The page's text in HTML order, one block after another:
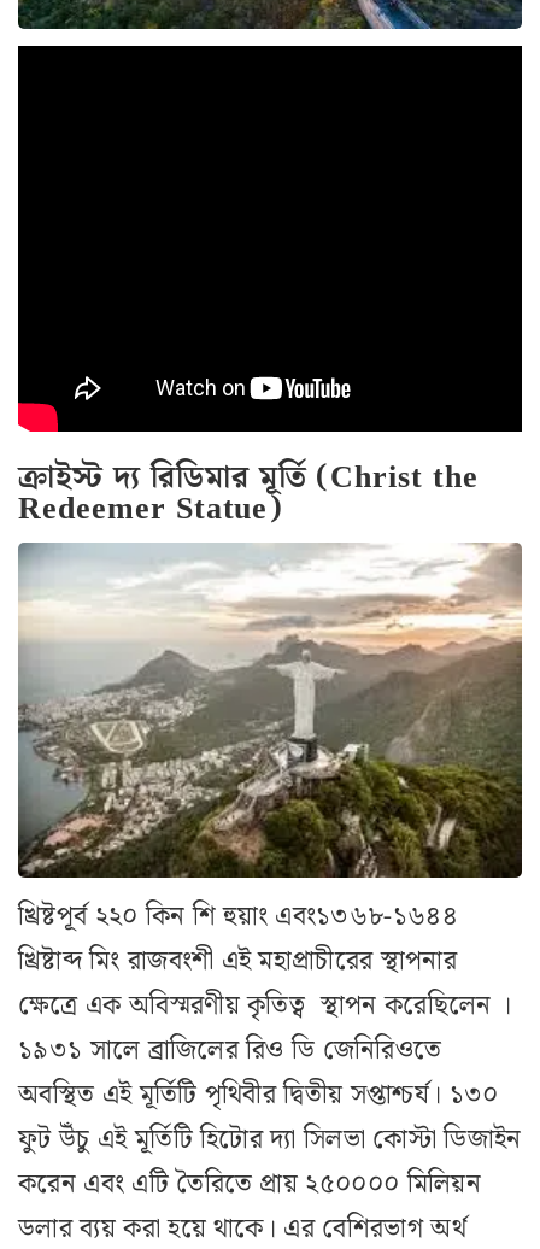
ক্রাইস্ট দ্য রিডিমার মূর্তি (Christ the
Redeemer Statue)
খ্রিষ্টপূর্ব ২২০ কিন শি হুয়াং এবং১৩৬৮-১৬৪৪
খ্রিষ্টাব্দ মিং রাজবংশী এই মহাপ্রাচীরের স্থাপনার
ক্ষেত্রে এক অবিস্মরণীয় কৃতিত্ব স্থাপন করেছিলেন ।
১৯৩১ সালে ব্রাজিলের রিও ডি জেনিরিওতে
অবস্থিত এই মূর্তিটি পৃথিবীর দ্বিতীয় সপ্তাশ্চর্য। ১৩০
ফুট উঁচু এই মূর্তিটি হিটোর দ্যা সিলভা কোস্টা ডিজাইন
করেন এবং এটি তৈরিতে প্রায় ২৫০০০০ মিলিয়ন
ডলার ব্যয় করা হয়ে থাকে। এর বেশিরভাগ অর্থ